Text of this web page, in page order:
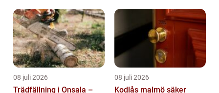
08 juli 2026
Trädfällning i Onsala –
08 juli 2026
Kodlås malmö säker